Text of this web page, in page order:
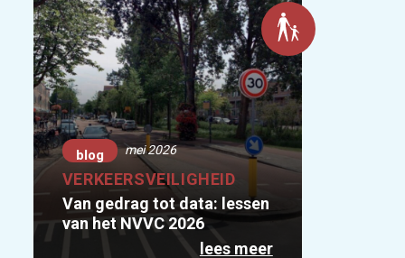
blog mei 2026
VERKEERSVEILIGHEID
Van gedrag tot data: lessen
van het NVVC 2026
lees meer